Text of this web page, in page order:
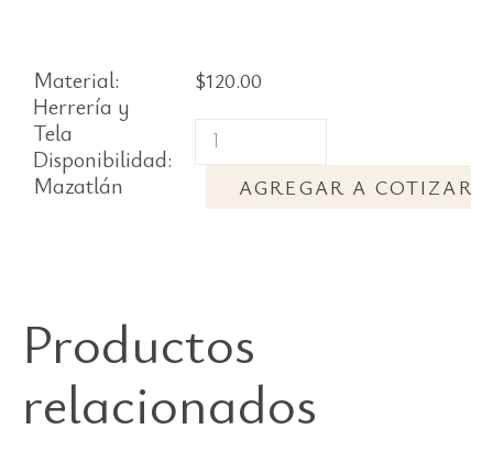
Material:
Herrería y
Tela
Disponibilidad:
Mazatlán
$120.00
AGREGAR A COTIZAR
Productos
relacionados